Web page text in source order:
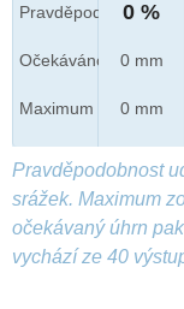
Pravděpod.
Očekáváno
Maximum
0 %
0 mm
0 mm
Pravděpodobnost
srážek. Maximum
očekávaný úhrn
vychází ze 40